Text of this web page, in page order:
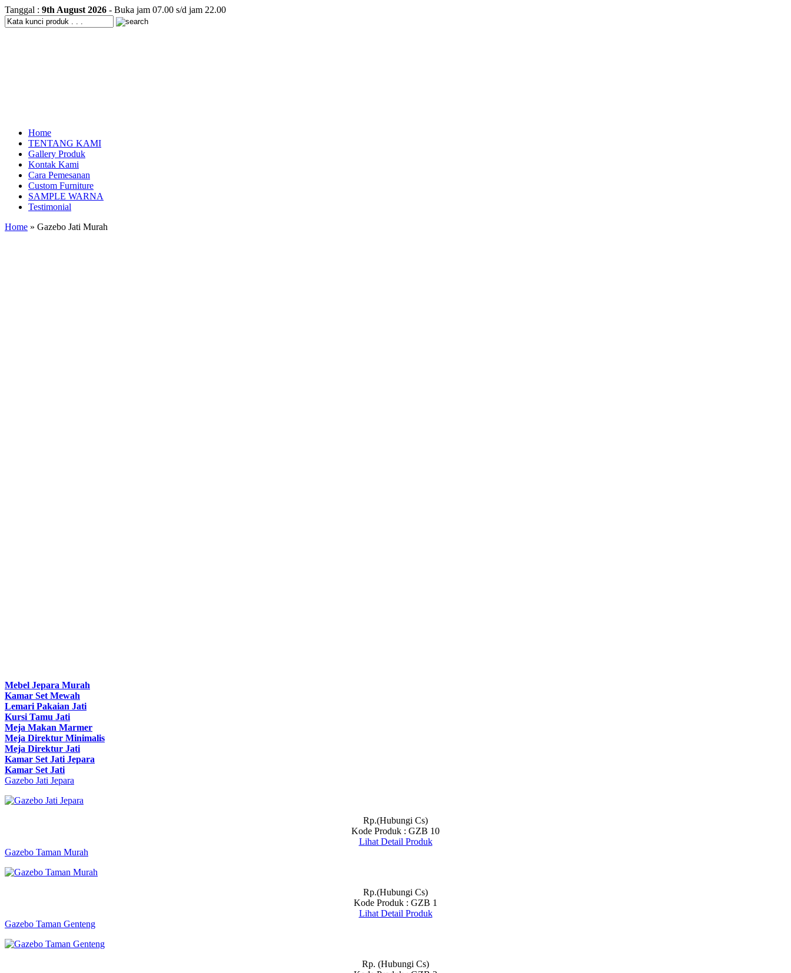
Tanggal : 9th August 2026 - Buka jam 07.00 s/d jam 22.00
Home
TENTANG KAMI
Gallery Produk
Kontak Kami
Cara Pemesanan
Custom Furniture
SAMPLE WARNA
Testimonial
Home » Gazebo Jati Murah
Mebel Jepara Murah
Kamar Set Mewah
Lemari Pakaian Jati
Kursi Tamu Jati
Meja Makan Marmer
Meja Direktur Minimalis
Meja Direktur Jati
Kamar Set Jati Jepara
Kamar Set Jati
Gazebo Jati Jepara
Rp.(Hubungi Cs)
Kode Produk : GZB 10
Lihat Detail Produk
Gazebo Taman Murah
Rp.(Hubungi Cs)
Kode Produk : GZB 1
Lihat Detail Produk
Gazebo Taman Genteng
Rp. (Hubungi Cs)